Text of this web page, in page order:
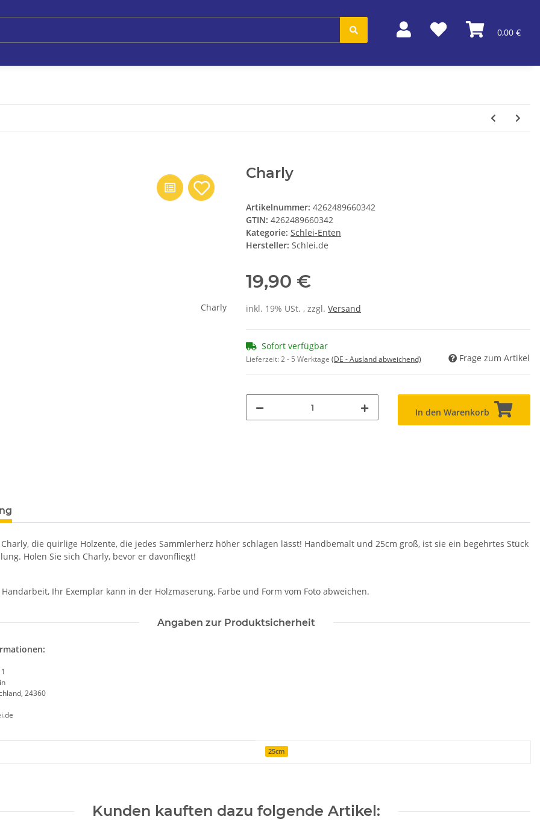
0,00 €
Charly
Artikelnummer: 4262489660342
GTIN: 4262489660342
Kategorie: Schlei-Enten
Hersteller: Schlei.de
19,90 €
inkl. 19% USt. , zzgl. Versand
Sofort verfügbar
Lieferzeit:2 - 5 Werktage (DE - Ausland abweichend) Frage zum Artikel
In den Warenkorb
Charly, die quirlige Holzente, die jedes Sammlerherz höher schlagen lässt! Handbemalt und 25cm groß, ist sie ein begehrtes Stück
Holen Sie sich Charly, bevor er davonfliegt!
Ihr Exemplar kann in der Holzmaserung, Farbe und Form vom Foto abweichen.
Angaben zur Produktsicherheit
24360
25cm
Kunden kauften dazu folgende Artikel: